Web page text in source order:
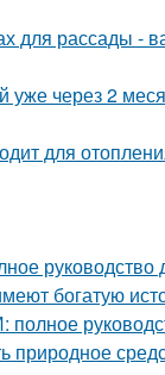
для рассады -
уже через 2
для
богатую
природное